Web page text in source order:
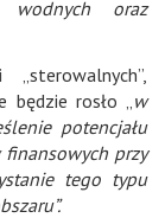
wodnych oraz
rosło „ w
potencjału
przy
tego typu